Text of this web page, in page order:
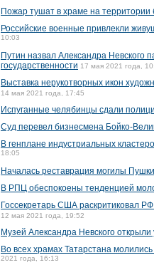
Пожар тушат в храме на
Российские военные привлекли
10:03
Путин назвал Александра Невского
государственности 17 мая 2021 года,
Выставка нерукотворных икон
14 мая 2021 года, 17:45
Испуганные челябинцы сдали
Суд перевел бизнесмена Бойко-
В генплане индустриальных
18:05
Началась реставрация могилы
В РПЦ обеспокоены тенденцией
Госсекретарь США раскритиковал
12 мая 2021 года, 19:52
Музей Александра Невского
Во всех храмах Татарстана
2021 года, 16:13